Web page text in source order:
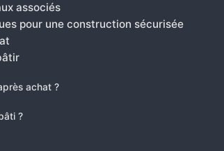
associés
pour une construction sécurisée
achat ?
?